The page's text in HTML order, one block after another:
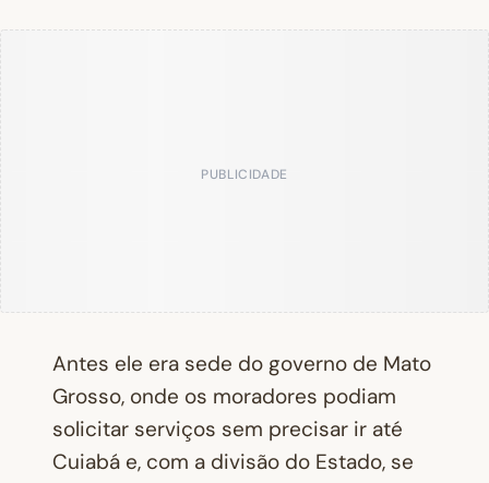
PUBLICIDADE
Antes ele era sede do governo de Mato
Grosso, onde os moradores podiam
solicitar serviços sem precisar ir até
Cuiabá e, com a divisão do Estado, se